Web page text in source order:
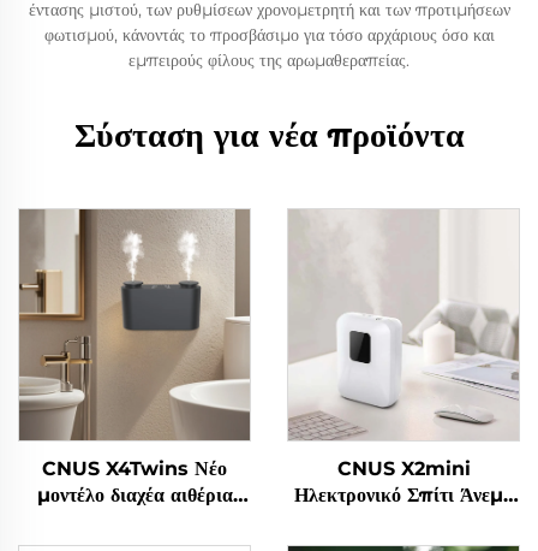
έντασης μιστού, των ρυθμίσεων χρονομετρητή και των προτιμήσεων
φωτισμού, κάνοντάς το προσβάσιμο για τόσο αρχάριους όσο και
εμπειρούς φίλους της αρωμαθεραπείας.
Σύσταση για νέα προϊόντα
CNUS X4Twins Νέο
μοντέλο διαχέα αιθέρια
CNUS X2mini
Ηλεκτρονικό Σπίτι Άνεμο